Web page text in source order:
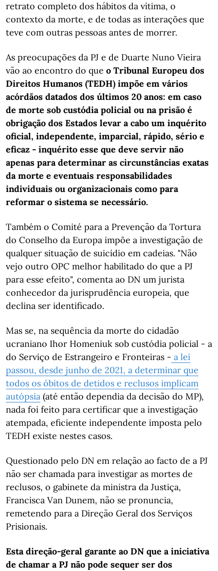
retrato completo dos hábitos da vítima, o
contexto da morte, e de todas as interações que
teve com outras pessoas antes de morrer.
As preocupações da PJ e de Duarte Nuno Vieira
vão ao encontro do que o Tribunal Europeu dos
Direitos Humanos (TEDH) impõe em vários
acórdãos datados dos últimos 20 anos: em caso
de morte sob custódia policial ou na prisão é
obrigação dos Estados levar a cabo um inquérito
oficial, independente, imparcial, rápido, sério e
eficaz - inquérito esse que deve servir não
apenas para determinar as circunstâncias exatas
da morte e eventuais responsabilidades
individuais ou organizacionais como para
reformar o sistema se necessário.
Também o Comité para a Prevenção da Tortura
do Conselho da Europa impõe a investigação de
qualquer situação de suicídio em cadeias. "Não
vejo outro OPC melhor habilitado do que a PJ
para esse efeito", comenta ao DN um jurista
conhecedor da jurisprudência europeia, que
declina ser identificado.
Mas se, na sequência da morte do cidadão
ucraniano Ihor Homeniuk sob custódia policial - a
do Serviço de Estrangeiro e Fronteiras - a lei
passou, desde junho de 2021, a determinar que
todos os óbitos de detidos e reclusos implicam
autópsia (até então dependia da decisão do MP),
nada foi feito para certificar que a investigação
atempada, eficiente independente imposta pelo
TEDH existe nestes casos.
Questionado pelo DN em relação ao facto de a PJ
não ser chamada para investigar as mortes de
reclusos, o gabinete da ministra da Justiça,
Francisca Van Dunem, não se pronuncia,
remetendo para a Direção Geral dos Serviços
Prisionais.
Esta direção-geral garante ao DN que a iniciativa
de chamar a PJ não pode sequer ser dos